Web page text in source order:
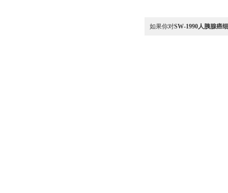
如果你对SW-1990人胰腺癌